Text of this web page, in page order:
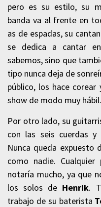
pero es su estilo, su
banda va al frente en
as de espadas, su
se dedica a cantar
sabemos, sino que
tipo nunca deja de
público, los hace
show de modo muy hábil.
Por otro lado, su
con las seis cuerdas
Nunca queda expuesto
como nadie.
notaría mucho, ya que
los solos de Henrik.
trabajo de su baterista